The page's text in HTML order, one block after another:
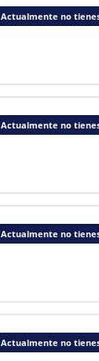
Actualmente no
Actualmente no
Actualmente no
Actualmente no